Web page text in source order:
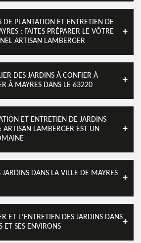
DE PLANTATION ET ENTRETIEN DE
: FAITES PRÉPARER LE VÔTRE
ARTISAN LAMBERGER
DES JARDINS À CONFIER À
À MAYRES DANS LE 63220
ET ENTRETIEN DE JARDINS
ARTISAN LAMBERGER EST UN
JARDINS DANS LA VILLE DE MAYRES
ET L'ENTRETIEN DES JARDINS DANS
ET SES ENVIRONS